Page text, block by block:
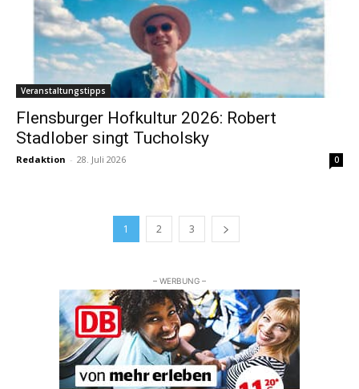
Veranstaltungstipps
Flensburger Hofkultur 2026: Robert
Stadlober singt Tucholsky
Redaktion - 28. Juli 2026 0
1 2 3
– WERBUNG –